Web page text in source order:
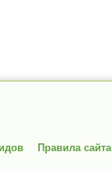
Правила сайта